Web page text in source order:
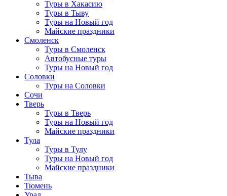
Туры в Хакасию
Туры в Тыву
Туры на Новый год
Майские праздники
Смоленск
Туры в Смоленск
Автобусные туры
Туры на Новый год
Соловки
Туры на Соловки
Сочи
Тверь
Туры в Тверь
Туры на Новый год
Майские праздники
Тула
Туры в Тулу
Туры на Новый год
Майские праздники
Тыва
Тюмень